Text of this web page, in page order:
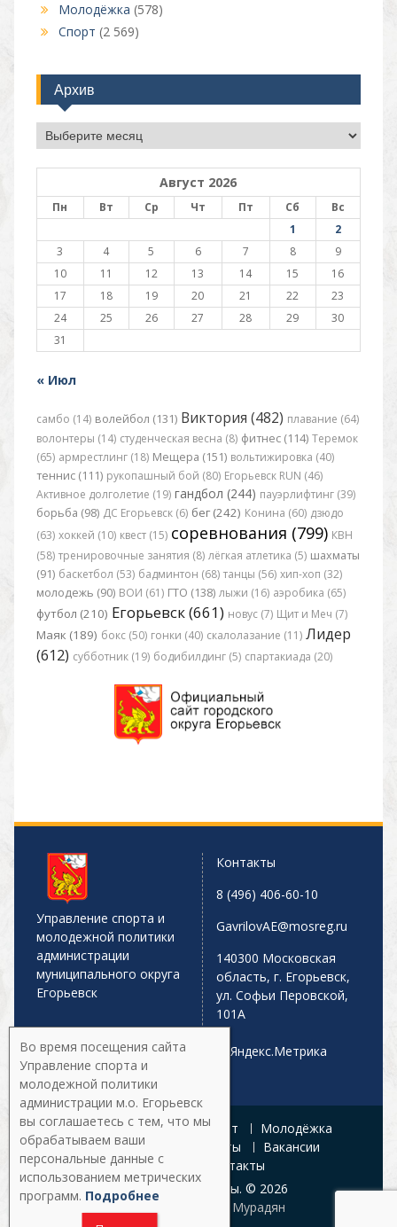
Молодёжка (578)
Спорт (2 569)
Архив
Архив
Август 2026
Пн Вт Ср Чт Пт Сб
Вс
1
2
3
4 5 6 7 8
9
10
11 12 13 14 15
16
17
18 19 20 21 22
23
24
25 26 27 28 29
30
31
« Июл
самбо (14) волейбол (131) Виктория (482) плавание (64)
волонтеры (14) студенческая весна (8) фитнес (114) Теремок
(65) армрестлинг (18) Мещера (151) вольтижировка (40)
теннис (111) рукопашный бой (80) Егорьевск RUN (46)
Активное долголетие (19) гандбол (244) пауэрлифтинг (39)
борьба (98) ДС Егорьевск (6) бег (242) Конина (60) дзюдо
(63) хоккей (10) квест (15) соревнования (799) КВН
(58) тренировочные занятия (8) лёгкая атлетика (5) шахматы
(91) баскетбол (53) бадминтон (68) танцы (56) хип-хоп (32)
молодежь (90) ВОИ (61) ГТО (138) лыжи (16) аэробика (65)
футбол (210) Егорьевск (661) новус (7) Щит и Меч (7)
Маяк (189) бокс (50) гонки (40) скалолазание (11) Лидер
(612) субботник (19) бодибилдинг (5) спартакиада (20)
Управление спорта и
молодежной политики
администрации
муниципального округа
Егорьевск
Контакты
8 (496) 406-60-10
GavrilovAE@mosreg.ru
140300 Московская
область, г. Егорьевск,
ул. Софьи Перовской,
101А
Главная Афиша Спорт
Молодёжка
Управление
Документы
Вакансии
Галерея
Контакты
Все права защищены. © 2026
Разработка:
Армен Мурадян
Во время посещения сайта
Управление спорта и
молодежной политики
администрации м.о. Егорьевск
вы соглашаетесь с тем, что мы
обрабатываем ваши
персональные данные с
использованием метрических
программ. Подробнее